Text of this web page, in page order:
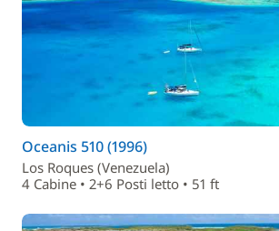
Oceanis 510 (1996)
Los Roques (Venezuela)
4 Cabine • 2+6 Posti letto • 51 ft